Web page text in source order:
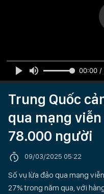
00:00 /
Trung Quốc
qua mạng
78.000 người
09/03/2025 05:22
Số vụ lừa đảo qua mạng
27% trong năm qua, với